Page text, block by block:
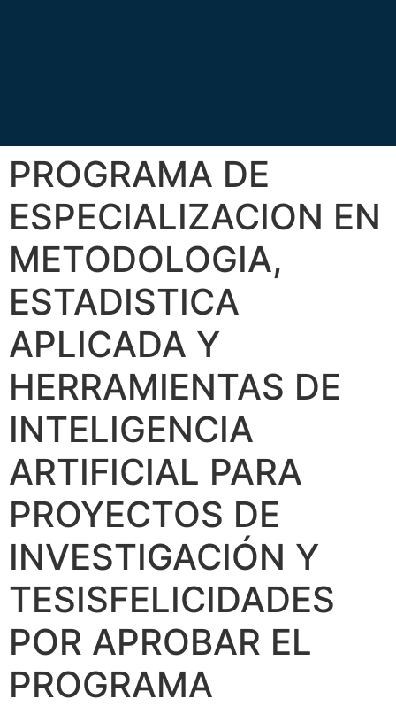
PROGRAMA DE
ESPECIALIZACION EN
METODOLOGIA,
ESTADISTICA
APLICADA Y
HERRAMIENTAS DE
INTELIGENCIA
ARTIFICIAL PARA
PROYECTOS DE
INVESTIGACIÓN Y
TESISFELICIDADES
POR APROBAR EL
PROGRAMA